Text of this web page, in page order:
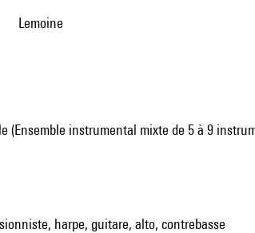
Lemoine
(Ensemble instrumental mixte de 5 à 9
harpe, guitare, alto, contrebasse